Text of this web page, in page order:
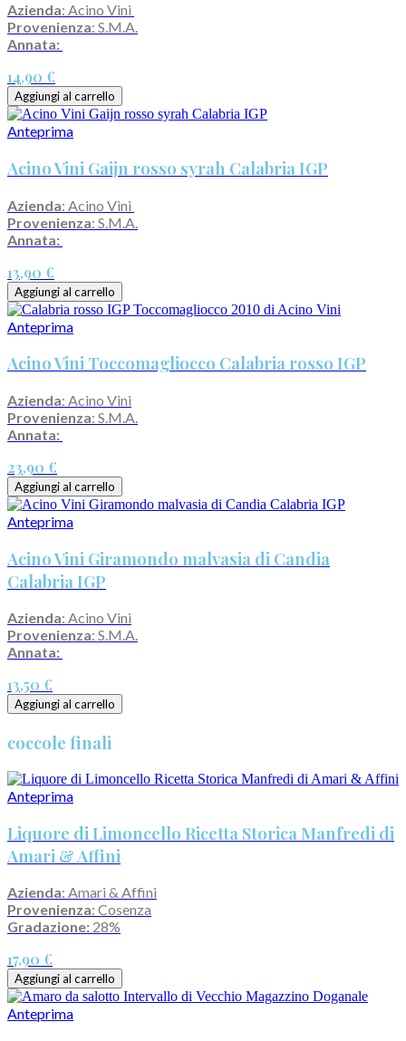
Azienda: Acino Vini
Provenienza: S.M.A.
Annata:
14,90 €
Aggiungi al carrello
Anteprima
Acino Vini Gaijn rosso syrah Calabria IGP
Azienda: Acino Vini
Provenienza: S.M.A.
Annata:
13,90 €
Aggiungi al carrello
Anteprima
Acino Vini Toccomagliocco Calabria rosso IGP
Azienda: Acino Vini
Provenienza: S.M.A.
Annata:
23,90 €
Aggiungi al carrello
Anteprima
Acino Vini Giramondo malvasia di Candia
Calabria IGP
Azienda: Acino Vini
Provenienza: S.M.A.
Annata:
13,50 €
Aggiungi al carrello
coccole finali
Anteprima
Liquore di Limoncello Ricetta Storica Manfredi di
Amari & Affini
Azienda: Amari & Affini
Provenienza: Cosenza
Gradazione: 28%
17,90 €
Aggiungi al carrello
Anteprima